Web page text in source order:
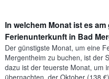
In welchem Monat ist es
Ferienunterkunft in Bad
Der günstigste Monat, um eine
Mergentheim zu buchen, ist der
dazu ist der teuerste Monat, um